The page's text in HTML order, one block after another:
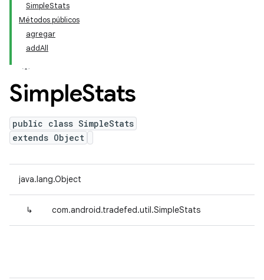
SimpleStats
Métodos públicos
agregar
addAll
SimpleStats
public class SimpleStats
extends Object
java.lang.Object
↳ com.android.tradefed.util.SimpleStats